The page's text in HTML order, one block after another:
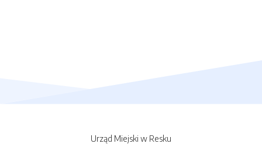
Urząd Miejski w Resku